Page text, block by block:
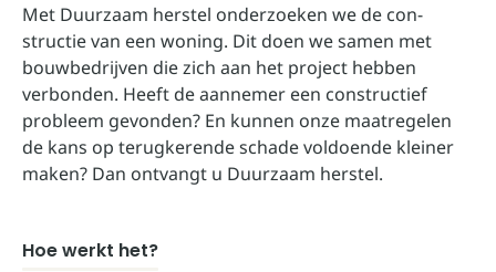
Met Duurzaam herstel onderzoeken we de con­
structie van een woning. Dit doen we samen met
bouwbedrijven die zich aan het project hebben
verbonden. Heeft de aannemer een constructief
probleem gevonden? En kunnen onze maatregelen
de kans op terugkerende schade voldoende kleiner
maken? Dan ontvangt u Duurzaam herstel.
Hoe werkt het?